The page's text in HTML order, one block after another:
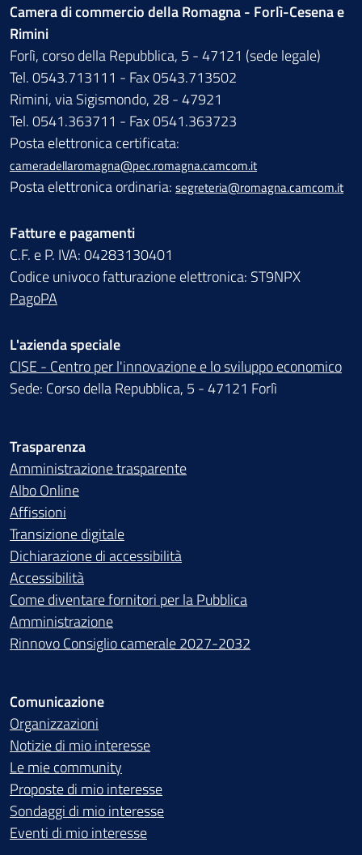
Camera di commercio della Romagna - Forlì-Cesena e
Rimini
Forlì, corso della Repubblica, 5 - 47121 (sede legale)
Tel. 0543.713111 - Fax 0543.713502
Rimini, via Sigismondo, 28 - 47921
Tel. 0541.363711 - Fax 0541.363723
Posta elettronica certificata:
cameradellaromagna@pec.romagna.camcom.it
Posta elettronica ordinaria: segreteria@romagna.camcom.it
Fatture e pagamenti
C.F. e P. IVA: 04283130401
Codice univoco fatturazione elettronica: ST9NPX
PagoPA
L'azienda speciale
CISE - Centro per l'innovazione e lo sviluppo economico
Sede: Corso della Repubblica, 5 - 47121 Forlì
Trasparenza
Amministrazione trasparente
Albo Online
Affissioni
Transizione digitale
Dichiarazione di accessibilità
Accessibilità
Come diventare fornitori per la Pubblica
Amministrazione
Rinnovo Consiglio camerale 2027-2032
Comunicazione
Organizzazioni
Notizie di mio interesse
Le mie community
Proposte di mio interesse
Sondaggi di mio interesse
Eventi di mio interesse